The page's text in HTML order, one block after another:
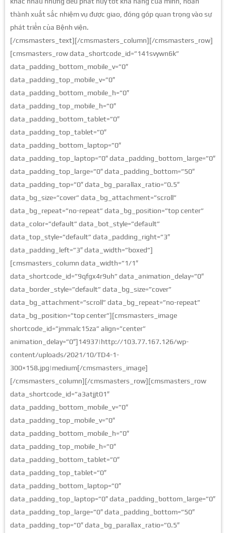
thành xuất sắc nhiệm vụ được giao, đóng góp quan trọng vào sự
phát triển của Bệnh viện.
[/cmsmasters_text][/cmsmasters_column][/cmsmasters_row]
[cmsmasters_row data_shortcode_id=”141svywn6k”
data_padding_bottom_mobile_v=”0″
data_padding_top_mobile_v=”0″
data_padding_bottom_mobile_h=”0″
data_padding_top_mobile_h=”0″
data_padding_bottom_tablet=”0″
data_padding_top_tablet=”0″
data_padding_bottom_laptop=”0″
data_padding_top_laptop=”0″ data_padding_bottom_large=”0″
data_padding_top_large=”0″ data_padding_bottom=”50″
data_padding_top=”0″ data_bg_parallax_ratio=”0.5″
data_bg_size=”cover” data_bg_attachment=”scroll”
data_bg_repeat=”no-repeat” data_bg_position=”top center”
data_color=”default” data_bot_style=”default”
data_top_style=”default” data_padding_right=”3″
data_padding_left=”3″ data_width=”boxed”]
[cmsmasters_column data_width=”1/1″
data_shortcode_id=”9qfgx4r9uh” data_animation_delay=”0″
data_border_style=”default” data_bg_size=”cover”
data_bg_attachment=”scroll” data_bg_repeat=”no-repeat”
data_bg_position=”top center”][cmsmasters_image
shortcode_id=”jmmalc15za” align=”center”
animation_delay=”0″]14937|http://103.77.167.126/wp-
content/uploads/2021/10/TD4-1-
300×158.jpg|medium[/cmsmasters_image]
[/cmsmasters_column][/cmsmasters_row][cmsmasters_row
data_shortcode_id=”a3atjjt01″
data_padding_bottom_mobile_v=”0″
data_padding_top_mobile_v=”0″
data_padding_bottom_mobile_h=”0″
data_padding_top_mobile_h=”0″
data_padding_bottom_tablet=”0″
data_padding_top_tablet=”0″
data_padding_bottom_laptop=”0″
data_padding_top_laptop=”0″ data_padding_bottom_large=”0″
data_padding_top_large=”0″ data_padding_bottom=”50″
data_padding_top=”0″ data_bg_parallax_ratio=”0.5″